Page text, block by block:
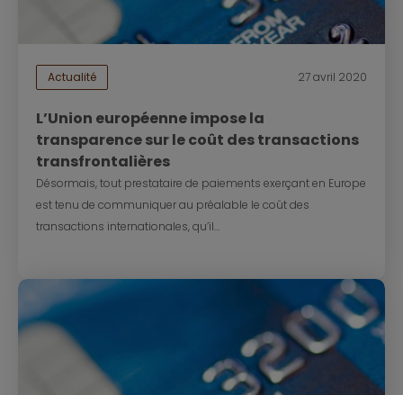
Actualité 27 avril 2020
L’Union européenne impose la
transparence sur le coût des transactions
transfrontalières
Désormais, tout prestataire de paiements exerçant en Europe
est tenu de communiquer au préalable le coût des
transactions internationales, qu’il...